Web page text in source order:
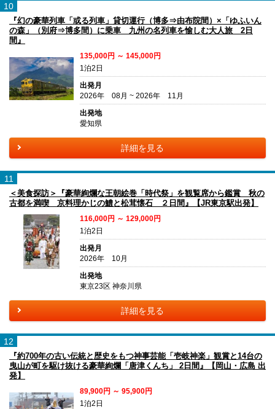
10
『幻の豪華列車「或る列車」貸切運行（博多⇒由布院間）×「ゆふいん
の森」（別府⇒博多間）に乗車 九州の名列車を愉しむ大人旅 2日
間』
135,000円 ～ 145,000円
1泊2日
出発月
2026年 08月 ~ 2026年 11月
出発地
愛知県
詳細を見る
11
＜美食探訪＞『豪華絢爛な王朝絵巻「時代祭」を観覧席から鑑賞 秋の
古都を満喫 京料理かじの鱧と松茸懐石 ２日間』【JR東京駅出発】
116,000円 ～ 129,000円
1泊2日
出発月
2026年 10月
出発地
東京23区 神奈川県
詳細を見る
12
『約700年の古い伝統と歴史をもつ神事芸能「壱岐神楽」観賞と14台の
曳山が町を駆け抜ける豪華絢爛「唐津くんち」 2日間』【岡山・広島 出
発】
89,900円 ～ 95,900円
1泊2日